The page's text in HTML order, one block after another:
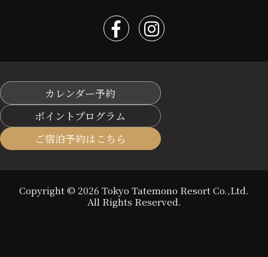
カレンダー予約
ポイントプログラム
ご宿泊予約はこちら
Copyright © 2026 Tokyo Tatemono Resort Co.,Ltd.
All Rights Reserved.